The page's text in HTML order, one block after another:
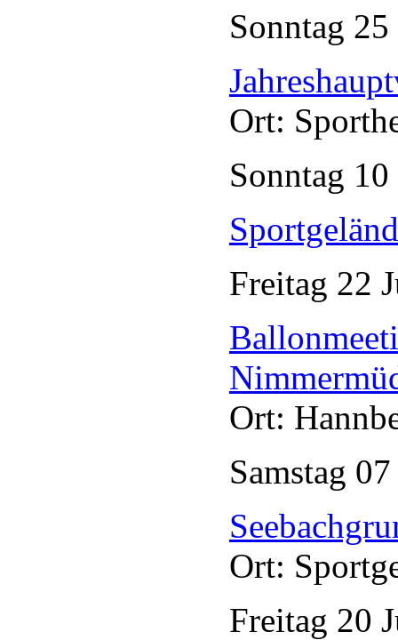
Sonntag 25
Ort:
Sonntag 10
Freitag 22
Ort:
Samstag
Ort:
Freitag 20